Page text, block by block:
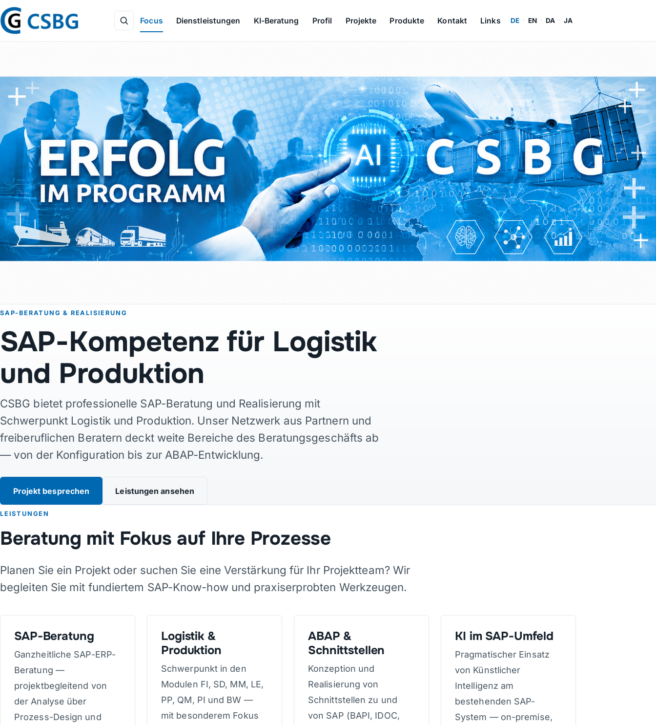
Focus Dienstleistungen KI-Beratung Profil Projekte Produkte Kontakt Links DE · EN · DA · JA
SAP-BERATUNG & REALISIERUNG
SAP-Kompetenz für Logistik
und Produktion
CSBG bietet professionelle SAP-Beratung und Realisierung mit
Schwerpunkt Logistik und Produktion. Unser Netzwerk aus Partnern und
freiberuflichen Beratern deckt weite Bereiche des Beratungsgeschäfts ab
— von der Konfiguration bis zur ABAP-Entwicklung.
Projekt besprechen Leistungen ansehen
LEISTUNGEN
Beratung mit Fokus auf Ihre Prozesse
Planen Sie ein Projekt oder suchen Sie eine Verstärkung für Ihr Projektteam? Wir
begleiten Sie mit fundiertem SAP-Know-how und praxiserprobten Werkzeugen.
SAP-Beratung
Ganzheitliche SAP-ERP-
Beratung —
projektbegleitend von
der Analyse über
Prozess-Design und
Logistik &
Produktion
Schwerpunkt in den
Modulen FI, SD, MM, LE,
PP, QM, PI und BW —
mit besonderem Fokus
ABAP &
Schnittstellen
Konzeption und
Realisierung von
Schnittstellen zu und
von SAP (BAPI, IDOC,
KI im SAP-Umfeld
Pragmatischer Einsatz
von Künstlicher
Intelligenz am
bestehenden SAP-
System — on-premise,